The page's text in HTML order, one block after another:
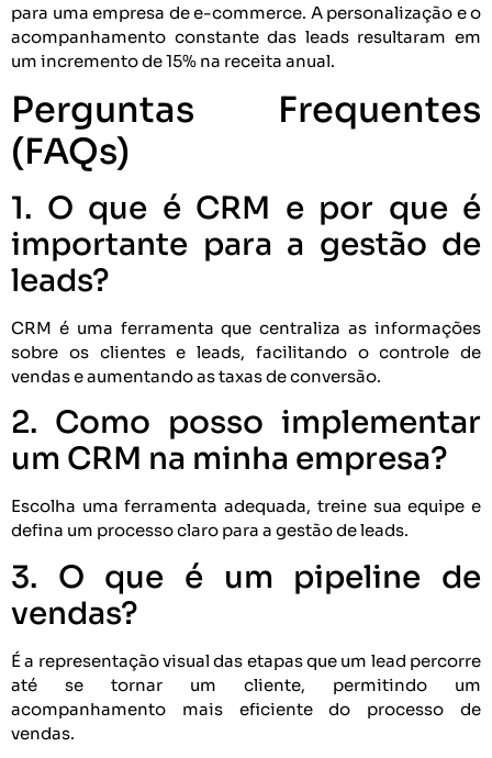
para uma empresa de e-commerce. A personalização e o
acompanhamento constante das leads resultaram em
um incremento de 15% na receita anual.
Perguntas Frequentes
(FAQs)
1. O que é CRM e por que é
importante para a gestão de
leads?
CRM é uma ferramenta que centraliza as informações
sobre os clientes e leads, facilitando o controle de
vendas e aumentando as taxas de conversão.
2. Como posso implementar
um CRM na minha empresa?
Escolha uma ferramenta adequada, treine sua equipe e
defina um processo claro para a gestão de leads.
3. O que é um pipeline de
vendas?
É a representação visual das etapas que um lead percorre
até se tornar um cliente, permitindo um
acompanhamento mais eficiente do processo de
vendas.